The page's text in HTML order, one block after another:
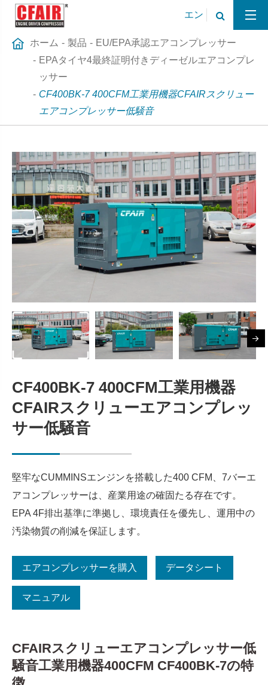
エン
ホーム 製品
EU/EPA承認エアコンプレッサー
EPAタイヤ4最終証明付きディーゼルエアコンプレ
ッサー
CF400BK-7 400CFM工業用機器CFAIRスクリュー
エアコンプレッサー低騒音
CF400BK-7 400CFM工業用機器
CFAIRスクリューエアコンプレッ
サー低騒音
堅牢なCUMMINSエンジンを搭載した400 CFM、7バーエ
アコンプレッサーは、産業用途の確固たる存在です。
EPA 4F排出基準に準拠し、環境責任を優先し、運用中の
汚染物質の削減を保証します。
エアコンプレッサーを購入 データシート
マニュアル
CFAIRスクリューエアコンプレッサー低
騒音工業用機器400CFM CF400BK-7の特